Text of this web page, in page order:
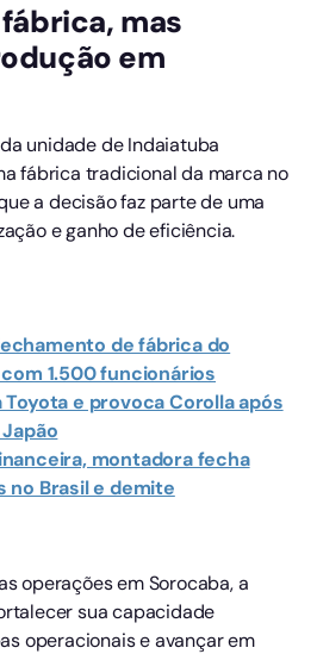
mas
em
unidade de Indaiatuba
fábrica tradicional da marca no
a decisão faz parte de uma
e ganho de eficiência.
de fábrica do
1.500 funcionários
Toyota e provoca Corolla após
montadora fecha
no Brasil e demite
operações em Sorocaba, a
sua capacidade
operacionais e avançar em